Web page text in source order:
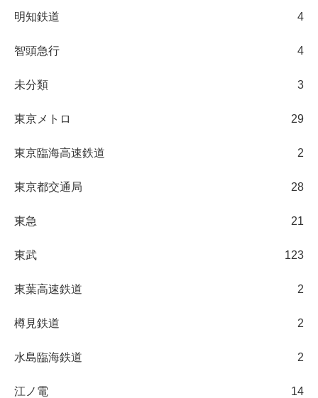
明知鉄道 4
智頭急行 4
未分類 3
東京メトロ 29
東京臨海高速鉄道 2
東京都交通局 28
東急 21
東武 123
東葉高速鉄道 2
樽見鉄道 2
水島臨海鉄道 2
江ノ電 14